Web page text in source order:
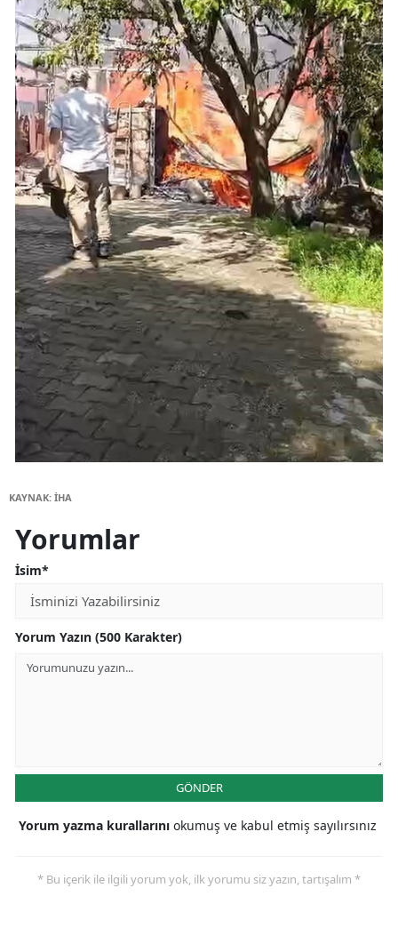
KAYNAK: İHA
Yorumlar
İsim*
Yorum Yazın (500 Karakter)
GÖNDER
Yorum yazma kurallarını okumuş ve kabul etmiş sayılırsınız
* Bu içerik ile ilgili yorum yok, ilk yorumu siz yazın, tartışalım *